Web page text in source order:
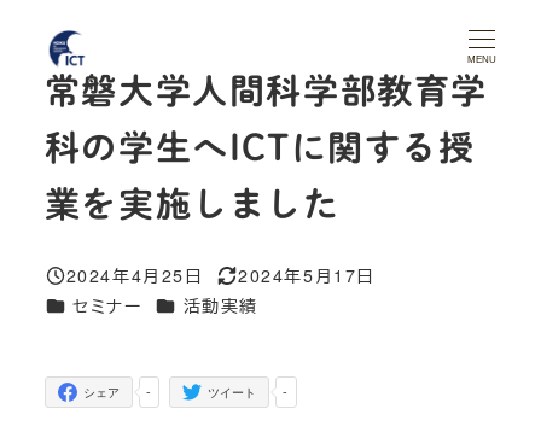
MENU
常磐大学人間科学部教育学
科の学生へICTに関する授
業を実施しました
投稿日
2024年4月25日
更新日
2024年5月17日
カテゴリー
セミナー カテゴリー
活動実績
-
シェア -
ツイート